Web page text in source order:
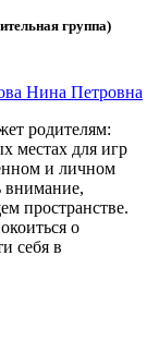
группа)
Нина Петровна
родителям:
местах для игр
и личном
внимание,
пространстве.
о
себя в